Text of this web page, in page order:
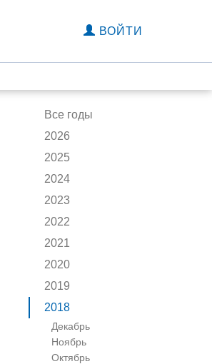
ВОЙТИ
Все годы
2026
2025
2024
2023
2022
2021
2020
2019
2018
Декабрь
Ноябрь
Октябрь